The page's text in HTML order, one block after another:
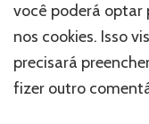
você poderá optar
nos cookies. Isso
precisará
fizer outro